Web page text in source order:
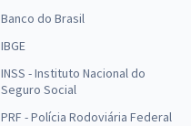
Banco do Brasil
IBGE
INSS - Instituto Nacional do
Seguro Social
PRF - Polícia Rodoviária Federal